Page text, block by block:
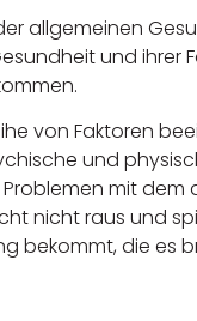
allgemeinen
und ihrer
von Faktoren
und
mit dem
nicht raus und
bekommt, die es